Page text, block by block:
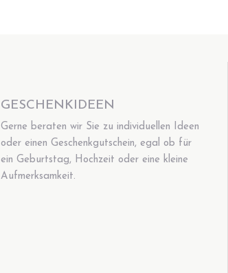
GESCHENKIDEEN
Gerne beraten wir Sie zu individuellen Ideen
oder einen Geschenkgutschein, egal ob für
ein Geburtstag, Hochzeit oder eine kleine
Aufmerksamkeit.